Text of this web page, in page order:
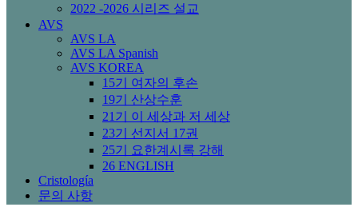
2022 -2026 시리즈 설교
AVS
AVS LA
AVS LA Spanish
AVS KOREA
15기 여자의 후손
19기 산상수훈
21기 이 세상과 저 세상
23기 선지서 17권
25기 요한계시록 강해
26 ENGLISH
Cristología
문의 사항